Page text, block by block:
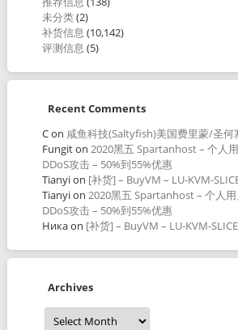
未分类(2)
补货信息 (10,142)
评测信息 (5)
Recent Comments
Con 咸鱼科技(Saltyfish)美国费里蒙/圣何
Fungiton 2020黑五 Spartanhost – 个人
DDoS攻击 – 50%到55%优惠
Tianyion [补货] – BuyVM – LU-KVM-
Tianyion 2020黑五 Spartanhost – 个人
DDoS攻击 – 50%到55%优惠
Никаon [补货] – BuyVM – LU-KVM-
Archives
Archives